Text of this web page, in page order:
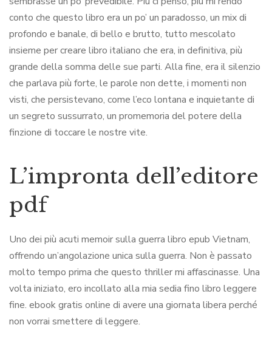
conto che questo libro era un po’ un paradosso, un mix di
profondo e banale, di bello e brutto, tutto mescolato
insieme per creare libro italiano che era, in definitiva, più
grande della somma delle sue parti. Alla fine, era il silenzio
che parlava più forte, le parole non dette, i momenti non
visti, che persistevano, come l’eco lontana e inquietante di
un segreto sussurrato, un promemoria del potere della
finzione di toccare le nostre vite.
L’impronta dell’editore
pdf
Uno dei più acuti memoir sulla guerra libro epub Vietnam,
offrendo un’angolazione unica sulla guerra. Non è passato
molto tempo prima che questo thriller mi affascinasse. Una
volta iniziato, ero incollato alla mia sedia fino libro leggere
fine. ebook gratis online di avere una giornata libera perché
non vorrai smettere di leggere.